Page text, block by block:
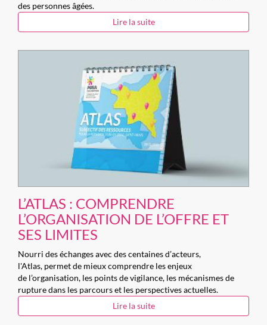
des personnes âgées.
Lire la suite
L’ATLAS : COMPRENDRE
L’ORGANISATION DE L’OFFRE ET
SES LIMITES
Nourri des échanges avec des centaines d’acteurs,
l'Atlas, permet de mieux comprendre les enjeux
de l’organisation, les points de vigilance, les mécanismes de
rupture dans les parcours et les perspectives actuelles.
Lire la suite